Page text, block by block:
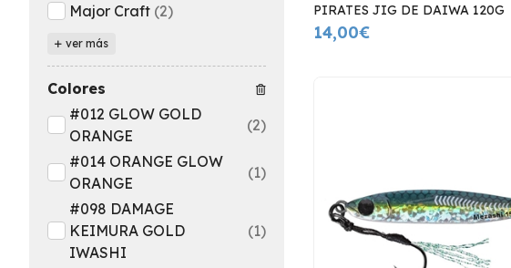
PIRATES JIG DE DAIWA 120G
14,00€
Major Craft (2)
ver más
Colores
#012 GLOW GOLD
ORANGE
(2)
#014 ORANGE GLOW
ORANGE
(1)
#098 DAMAGE
KEIMURA GOLD
IWASHI
(1)